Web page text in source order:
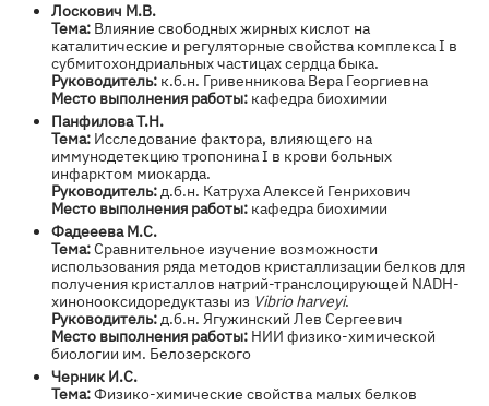
Лоскович М.В.
Тема: Влияние свободных жирных кислот на
каталитические и регуляторные свойства комплекса I в
субмитохондриальных частицах сердца быка.
Руководитель: к.б.н. Гривенникова Вера Георгиевна
Место выполнения работы: кафедра биохимии
Панфилова Т.Н.
Тема: Исследование фактора, влияющего на
иммунодетекцию тропонина I в крови больных
инфарктом миокарда.
Руководитель:д.б.н. Катруха Алексей Генрихович
Место выполнения работы: кафедра биохимии
Фадееева М.С.
Тема:Сравнительное изучение возможности
использования ряда методов кристаллизации белков для
получения кристаллов натрий-транслоцирующей NADH-
хинонооксидоредуктазы из Vibrio harveyi.
Руководитель:д.б.н. Ягужинский Лев Сергеевич
Место выполнения работы: НИИ физико-химической
биологии им. Белозерского
Черник И.С.
Тема:Физико-химические свойства малых белков